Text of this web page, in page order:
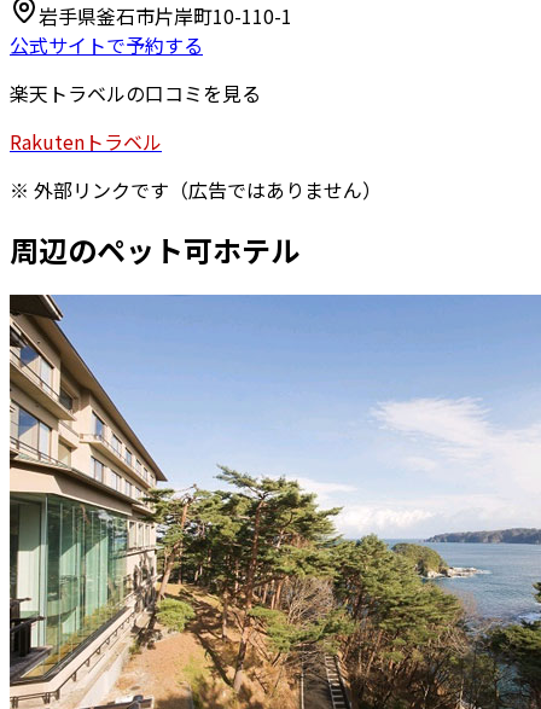
岩手県釜石市片岸町10-110-1
公式サイトで予約する
楽天トラベルの口コミを見る
Rakuten トラベル
※ 外部リンクです（広告ではありません）
周辺のペット可ホテル